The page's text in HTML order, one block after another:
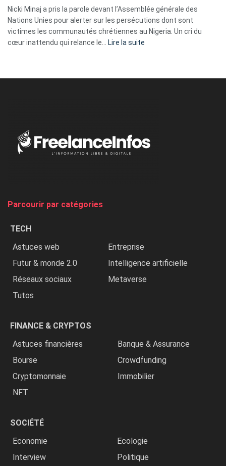
ses
tripes »
Nicki Minaj a pris la parole devant l’Assemblée générale des
Nations Unies pour alerter sur les persécutions dont sont
victimes les communautés chrétiennes au Nigeria. Un cri du
cœur inattendu qui relance le… Lire la suite
Nigeria,
Parcourir par catégories
TECH
Astuces web
Entreprise
Futur & monde 2.0
Intelligence artificielle
Réseaux sociaux
Metaverse
Tutos
FINANCE & CRYPTOS
Astuces financières
Banque & Assurance
Bourse
Crowdfunding
Cryptomonnaie
Immobilier
NFT
SOCIÉTÉ
Economie
Ecologie
Interview
Politique